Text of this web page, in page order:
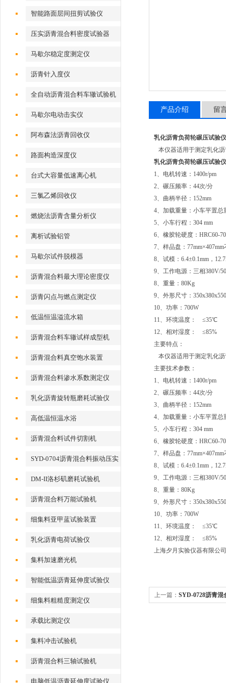
产品介绍 留
乳化沥青负荷轮碾压试验仪
本仪器适用于测定乳化
乳化沥青负荷轮碾压试验仪
1、电机转速：1400r/pm
2、碾压频率：44次/分
3、曲柄半径：152mm
4、加载重量：小车平置总
5、小车行程：304 mm
6、橡胶轮硬度：HRC60-70
7、样品盘：
8、试模：6.4±0.1mm，
9、工作电源：三相380V/
8、重量：80Kg
9、外形尺寸：
10、功率：700W
11、环境温度： ≤35℃
12、相对湿度： ≤85%
主要特点：
本仪器适用于测定乳化
主要技术参数：
1、电机转速：1400r/pm
2、碾压频率：44次/分
3、曲柄半径：152mm
4、加载重量：小车平置总
5、小车行程：304 mm
6、橡胶轮硬度：HRC60-70
7、样品盘：
8、试模：6.4±0.1mm，
9、工作电源：三相380V/
8、重量：80Kg
9、外形尺寸：
10、功率：700W
11、环境温度： ≤35℃
12、相对湿度： ≤85%
上海夕月实验仪器有限公
上一篇： SYD-0728沥青
智能路面层间扭剪试验仪
压实沥青混合料密度试验器
马歇尔稳定度测定仪
沥青针入度仪
全自动沥青混合料车辙试验机
马歇尔电动击实仪
阿布森法沥青回收仪
路面构造深度仪
台式大容量低速离心机
三氯乙烯回收仪
燃烧法沥青含量分析仪
离析试验铝管
马歇尔试件脱模器
沥青混合料最大理论密度仪
沥青闪点与燃点测定仪
低温恒温溢流水箱
沥青混合料车辙试样成型机
沥青混合料真空饱水装置
沥青混合料渗水系数测定仪
乳化沥青旋转瓶磨耗试验仪
高低温恒温水浴
沥青混合料试件切割机
SYD-0704沥青混合料振动压实
DM-II洛杉矶磨耗试验机
沥青混合料万能试验机
细集料亚甲蓝试验装置
乳化沥青电荷试验仪
集料加速磨光机
智能低温沥青延伸度试验仪
细集料粗糙度测定仪
承载比测定仪
集料冲击试验机
沥青混合料三轴试验机
电脑低温沥青延伸度试验仪